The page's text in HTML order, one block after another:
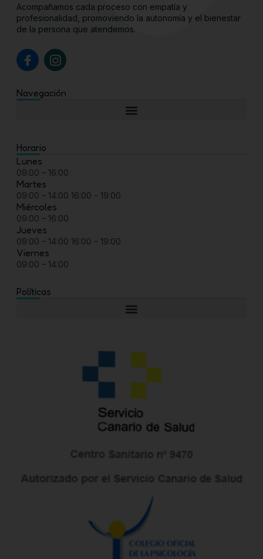
Acompañamos cada proceso con empatía y
profesionalidad, promoviendo la autonomía y el bienestar
de la persona que atendemos.
I
c
-
e
b
o
o
k
I
c
n
-
r
m
-
1
Navegación
Horario
Lunes
09:00 – 16:00
Martes
09:00 – 14:00 16:00 – 19:00
Miércoles
09:00 – 16:00
Jueves
09:00 – 14:00 16:00 – 19:00
Viernes
09:00 – 14:00
Políticas